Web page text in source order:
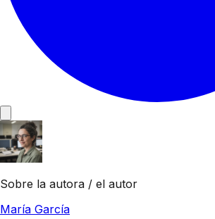
Sobre la autora / el autor
María García